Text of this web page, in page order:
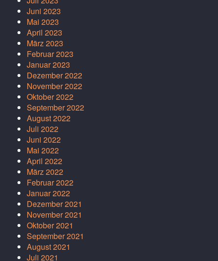
Juni 2023
Mai 2023
April 2023
März 2023
Februar 2023
Januar 2023
Dezember 2022
November 2022
Oktober 2022
September 2022
August 2022
Juli 2022
Juni 2022
Mai 2022
April 2022
März 2022
Februar 2022
Januar 2022
Dezember 2021
November 2021
Oktober 2021
September 2021
August 2021
Juli 2021